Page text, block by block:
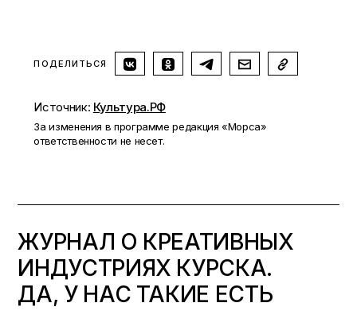
ПОДЕЛИТЬСЯ
Источник: Культура.РФ
За изменения в программе редакция «Морса»
ответственности не несет.
ЖУРНАЛ О КРЕАТИВНЫХ
ИНДУСТРИЯХ КУРСКА.
ДА, У НАС ТАКИЕ ЕСТЬ